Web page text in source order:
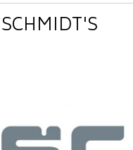
SCHMIDT'S